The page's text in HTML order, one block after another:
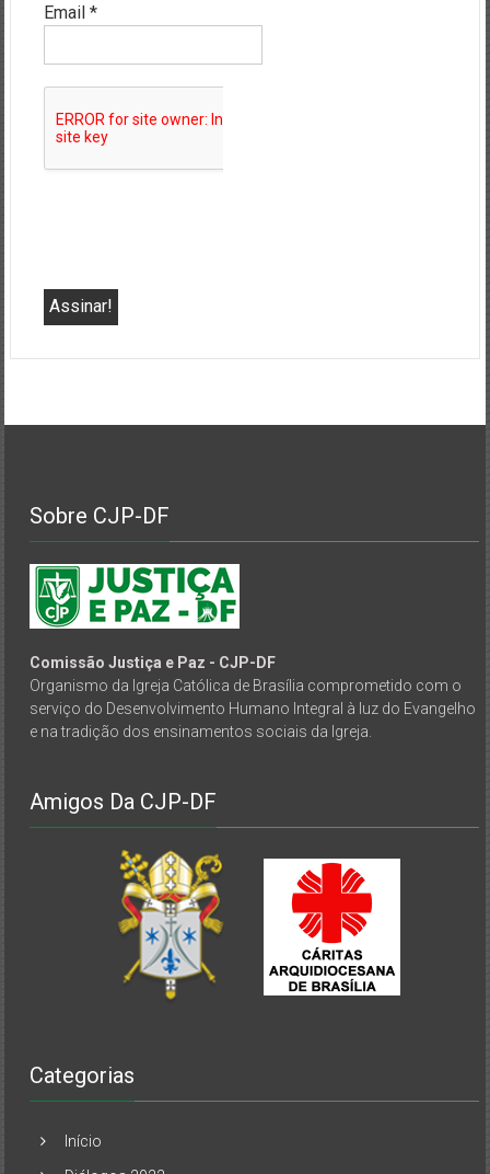
Email *
Sobre CJP-DF
Comissão Justiça e Paz - CJP-DF
Organismo da Igreja Católica de Brasília comprometido com o
serviço do Desenvolvimento Humano Integral à luz do Evangelho
e na tradição dos ensinamentos sociais da Igreja.
Amigos Da CJP-DF
Categorias
Início